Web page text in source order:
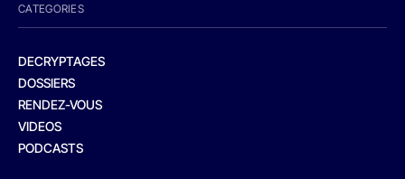
CATEGORIES
DECRYPTAGES
DOSSIERS
RENDEZ-VOUS
VIDEOS
PODCASTS